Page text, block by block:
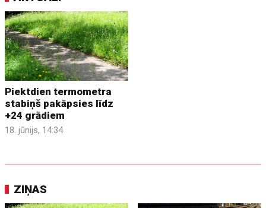
Piektdien termometra
stabiņš pakāpsies līdz
+24 grādiem
18. jūnijs, 14:34
ZIŅAS